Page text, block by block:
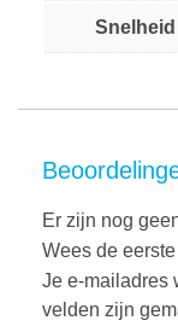
Snelheid
Er zijn nog
Wees de
Je e-mailadres
velden zijn